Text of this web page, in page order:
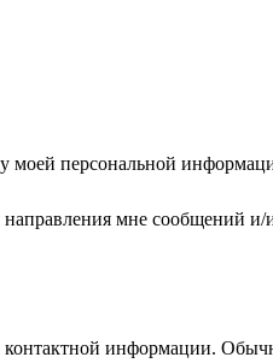
моей персональной
мне сообщений
информации.